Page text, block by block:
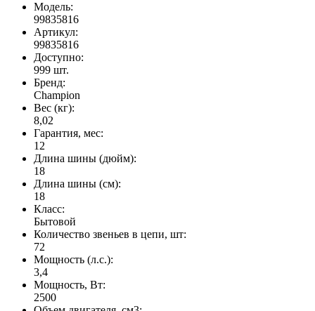
Модель:
99835816
Артикул:
99835816
Доступно:
999 шт.
Бренд:
Champion
Вес (кг):
8,02
Гарантия, мес:
12
Длина шины (дюйм):
18
Длина шины (см):
18
Класс:
Бытовой
Количество звеньев в цепи, шт:
72
Мощность (л.с.):
3,4
Мощность, Вт:
2500